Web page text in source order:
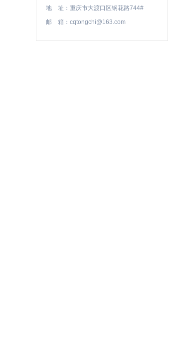
地 址：重庆市大渡口区钢花路744#
邮 箱：cqtongchi@163.com